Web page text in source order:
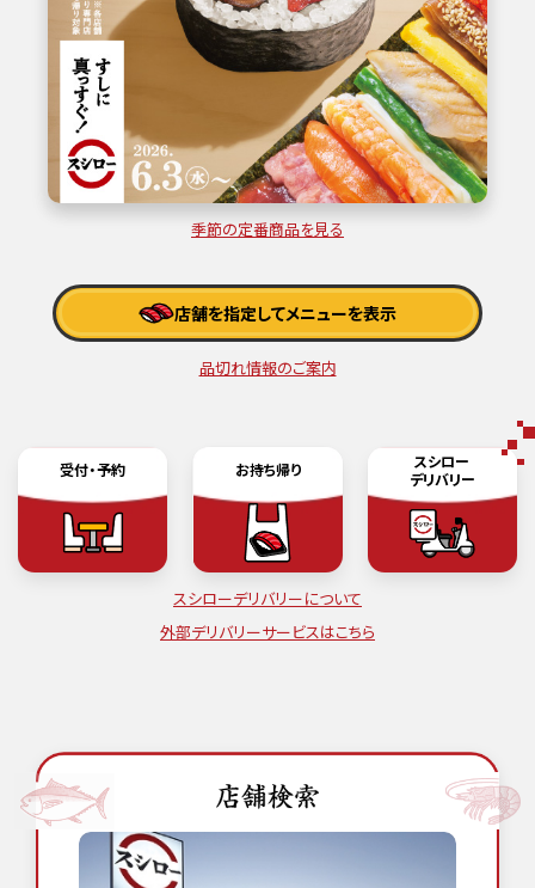
季節の定番商品を見る
店舗を指定してメニューを表示
品切れ情報のご案内
受付・予約 お持ち帰り
スシロー
デリバリー
スシローデリバリーについて
外部デリバリーサービスはこちら